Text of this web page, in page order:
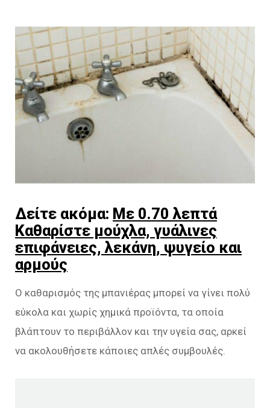
Δείτε ακόμα: Με 0.70 λεπτά
Καθαρίστε μούχλα, γυάλινες
επιφάνειες, λεκάνη, ψυγείο και
αρμούς
Ο καθαρισμός της μπανιέρας μπορεί να γίνει πολύ
εύκολα και χωρίς χημικά προϊόντα, τα οποία
βλάπτουν το περιβάλλον και την υγεία σας, αρκεί
να ακολουθήσετε κάποιες απλές συμβουλές.